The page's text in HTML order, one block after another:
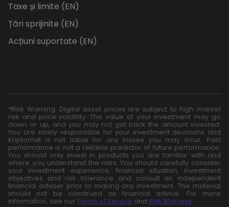
Taxe și limite (EN)
Țări sprijinite (EN)
Acțiuni suportate (EN)
*Risk Warning: Digital asset prices are subject to high market
risk and price volatility. The value of your investment may go
down or up, and you may not get back the amount invested.
You are solely responsible for your investment decisions and
Kriptomat is not liable for any losses you may incur. Past
performance is not a reliable predictor of future performance.
You should only invest in products you are familiar with and
where you understand the risks. You should carefully consider
your investment experience, financial situation, investment
objectives and risk tolerance and consult an independent
financial adviser prior to making any investment. This material
should not be construed as financial advice. For more
information, see our Terms of Service and Risk Warning.